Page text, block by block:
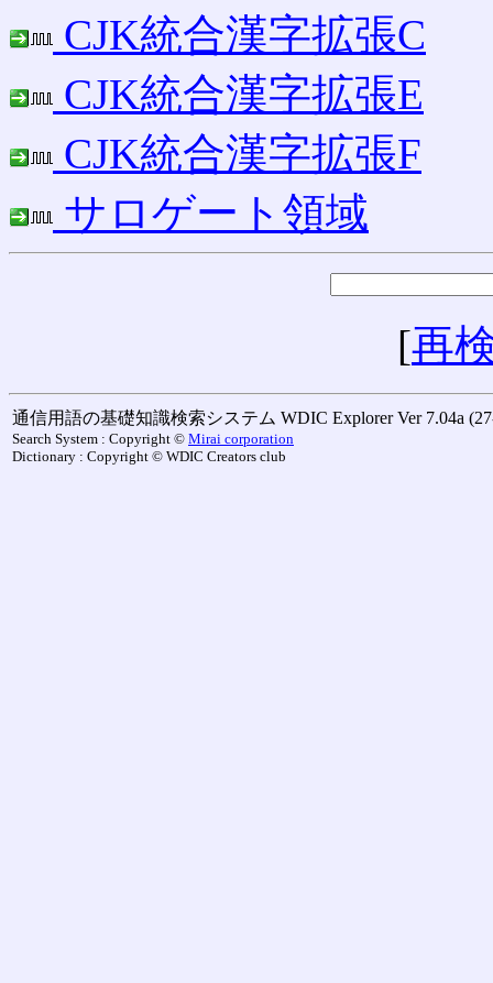
CJK統合漢字拡張C
CJK統合漢字拡張E
CJK統合漢字拡張F
サロゲート領域
[再
通信用語の基礎知識検索システム WDIC Explorer Ver 7.04a
Search System : Copyright © Mirai corporation
Dictionary : Copyright © WDIC Creators club